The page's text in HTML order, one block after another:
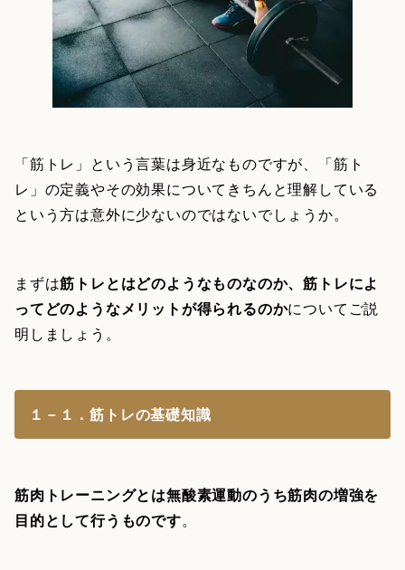
「筋トレ」という言葉は身近なものですが、「筋ト
レ」の定義やその効果についてきちんと理解している
という方は意外に少ないのではないでしょうか。
まずは筋トレとはどのようなものなのか、筋トレによ
ってどのようなメリットが得られるのかについてご説
明しましょう。
１－１．筋トレの基礎知識
筋肉トレーニングとは無酸素運動のうち筋肉の増強を
目的として行うものです。